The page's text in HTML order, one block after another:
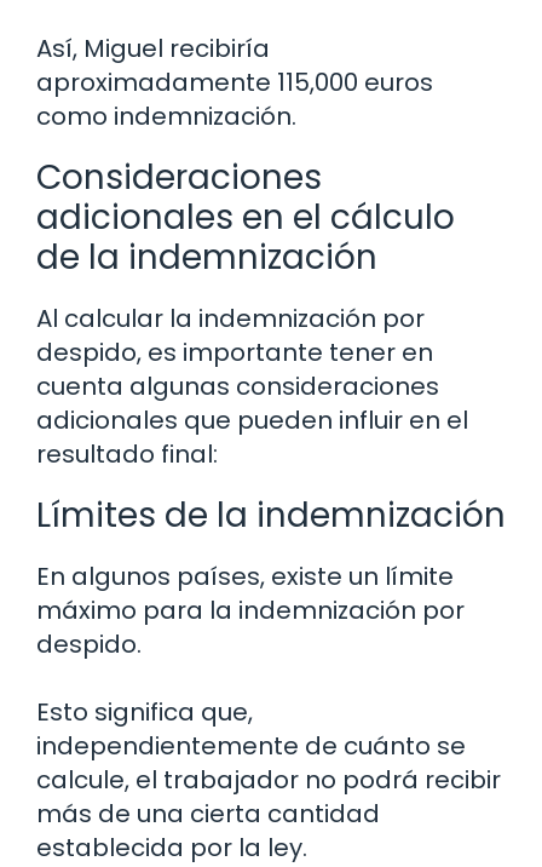
Así, Miguel recibiría
aproximadamente 115,000 euros
como indemnización.
Consideraciones
adicionales en el cálculo
de la indemnización
Al calcular la indemnización por
despido, es importante tener en
cuenta algunas consideraciones
adicionales que pueden influir en el
resultado final:
Límites de la indemnización
En algunos países, existe un límite
máximo para la indemnización por
despido.
Esto significa que,
independientemente de cuánto se
calcule, el trabajador no podrá recibir
más de una cierta cantidad
establecida por la ley.